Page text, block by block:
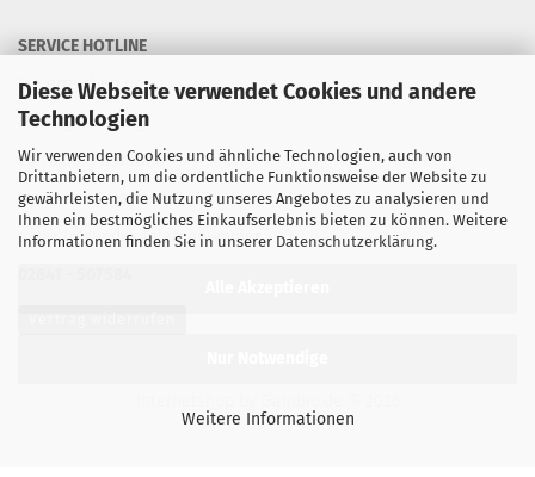
Diese Webseite verwendet Cookies und andere
Technologien
Wir verwenden Cookies und ähnliche Technologien, auch von
Drittanbietern, um die ordentliche Funktionsweise der Website zu
gewährleisten, die Nutzung unseres Angebotes zu analysieren und
Ihnen ein bestmögliches Einkaufserlebnis bieten zu können. Weitere
Informationen finden Sie in unserer Datenschutzerklärung.
Weitere Informationen
SERVICE HOTLINE
Sie erreichen uns
Montag - Freitag
von 9:00 - 17:00Uhr
(außer an Feiertagen)
unter folgender Telefonnummer: